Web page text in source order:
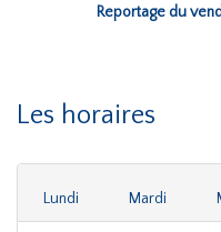
Reportage du
Les horaires
Lundi Mardi